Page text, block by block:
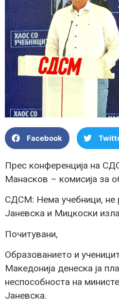
Facebook
Прес конференција на
Манасков – комисија за
СДСМ: Нема учебници, не
Јаневска и Мицкоски
Почитувани,
Образованието и
Македонија денеска ја
неспособноста на
Јаневска.